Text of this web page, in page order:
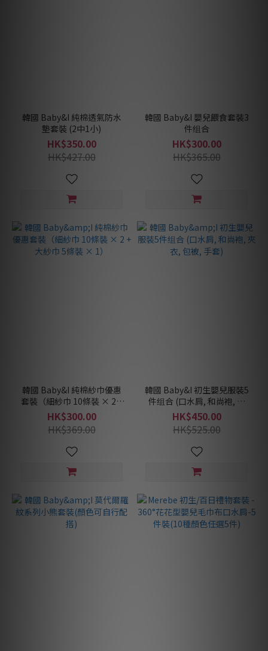
韓國 Baby&I 純棉透氣防水
墊套裝 (2中1小)
HK$350.00
HK$427.00
韓國 Baby&I 嬰兒餵食套裝3
件组合
HK$300.00
HK$365.00
韓國 Baby&I 純棉紗巾優惠
套裝（細紗巾 10條裝 × 2 +
大紗巾 5條裝 × 1）
HK$300.00
HK$369.00
韓國 Baby&I 初生嬰兒服裝5
件组合 (口水肩, 和尚袍, 夾
衣, 包被, 手套)
HK$450.00
HK$525.00